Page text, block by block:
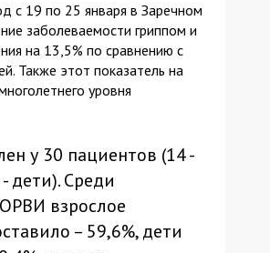
с 19 по 25 января в Заречном
заболеваемости гриппом и
на 13,5% по сравнению с
Также этот показатель на
уровня
у 30 пациентов (14 -
дети). Среди
взрослое
– 59,6%, дети